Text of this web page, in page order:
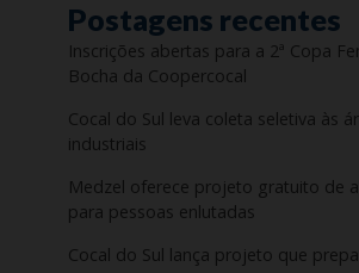
Postagens recentes
Inscrições abertas para a 2ª Copa
Bocha da Coopercocal
Cocal do Sul leva coleta seletiva às
industriais
Medzel oferece projeto gratuito de
para pessoas enlutadas
Cocal do Sul lança projeto que